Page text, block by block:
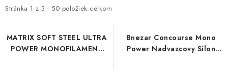
OBCHODNÉ PODMIENKY
MOJA OBJEDNÁVKA
i
p
Stránka 1 z 3 - 50 položiek celkom
e
i
e
MATRIX SOFT STEEL ULTRA
POWER MONOFILAMENT
Bnezar Concourse Mono
Power Nadvazcovy Silon